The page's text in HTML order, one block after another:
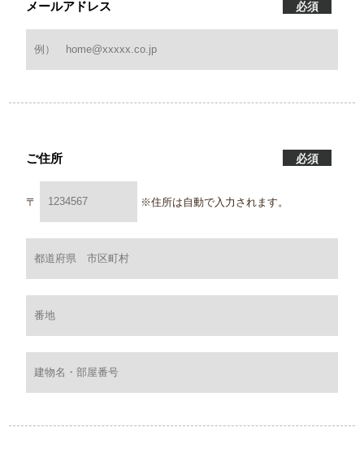
メールアドレス 必須
ご住所 必須
〒 ※住所は自動で入力されます。